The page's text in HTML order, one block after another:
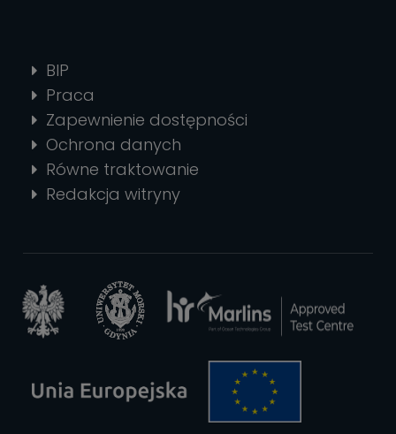
BIP
Praca
Zapewnienie dostępności
Ochrona danych
Równe traktowanie
Redakcja witryny